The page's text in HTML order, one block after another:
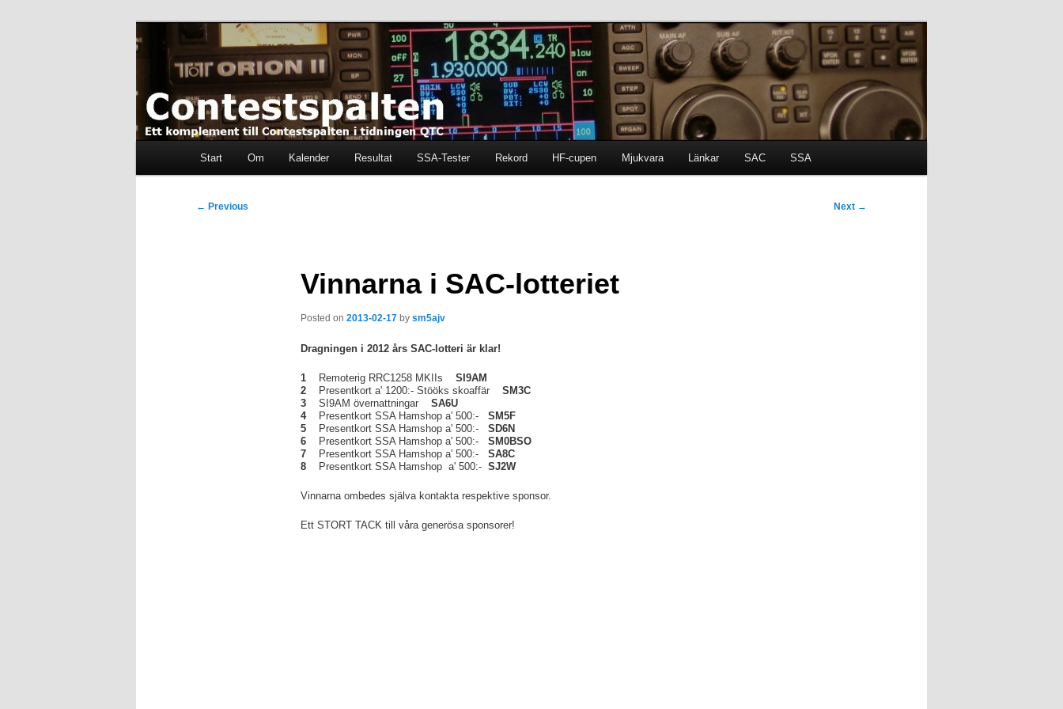
Contestspalten
Ett komplement till contestspalten i tidningen QTC
Start Om Kalender Resultat SSA-Tester Rekord HF-cupen Mjukvara Länkar SAC SSA
Post
← Previous Next →
Vinnarna i SAC-lotteriet
Posted on 2013-02-17 by sm5ajv
Dragningen i 2012 års SAC-lotteri är klar!
1Remoterig RRC1258 MKIIs SI9AM
2Presentkort a' 1200:- Stööks skoaffär SM3C
3SI9AM övernattningar SA6U
4
Presentkort SSA Hamshop a' 500:- SM5F
5
Presentkort SSA Hamshop a' 500:- SD6N
6Presentkort SSA Hamshop a' 500:- SM0BSO
7Presentkort SSA Hamshop a' 500:- SA8C
8Presentkort SSA Hamshop a' 500:- SJ2W
Vinnarna ombedes själva kontakta respektive sponsor.
Ett STORT TACK till våra generösa sponsorer!